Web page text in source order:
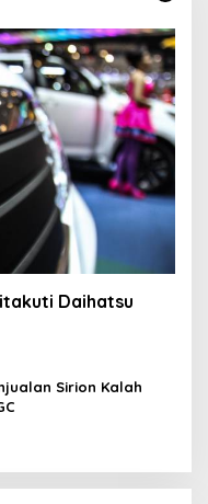
Daihatsu
Sirion Kalah